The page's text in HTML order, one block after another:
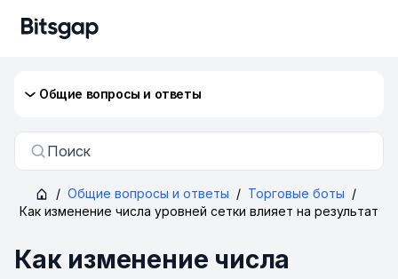
Общие вопросы и ответы
Поиск
/ Общие вопросы и ответы / Торговые боты /
Как изменение числа уровней сетки влияет на результат
Как изменение числа